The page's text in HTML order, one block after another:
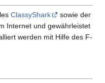
ClassyShark
sowie der
Internet und gewährleistet
werden mit Hilfe des F-